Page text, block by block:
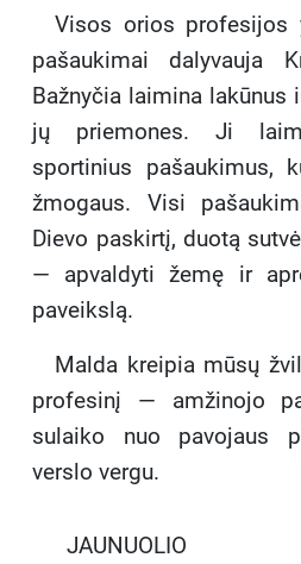
Visos orios profesijos
pašaukimai dalyvauja
Bažnyčia laimina lakūnus
jų priemones. Ji
sportinius pašaukimus,
žmogaus. Visi
Dievo paskirtį, duotą
— apvaldyti žemę ir
paveikslą.
Malda kreipia mūsų
profesinį — amžinojo
sulaiko nuo pavojaus
verslo vergu.
JAUNUOLIO